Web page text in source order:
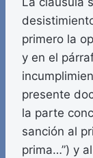
primero la
y en el
presente
la parte
sanción al
prima…”) y